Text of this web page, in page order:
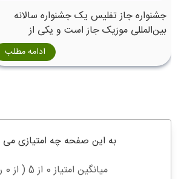
جشنواره جاز تفلیس یک جشنواره سالانه
بین‌المللی موزیک جاز است و یکی از
پرطرفدارترین فستیوال‌های دنیا در کنار
فستیوال‌های جهانی محبوب دیگر است .
ادامه مطلب
به این صفحه چه امتیازی
میانگین امتیاز 0 از 5 ( از 0 رای )